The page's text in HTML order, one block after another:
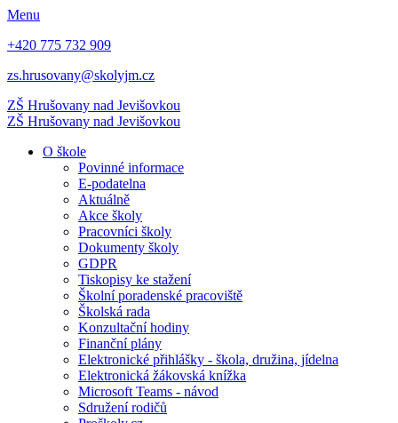
Menu
+420 775 732 909
zs.hrusovany@skolyjm.cz
ZŠ Hrušovany nad Jevišovkou
ZŠ Hrušovany nad Jevišovkou
O škole
Povinné informace
E-podatelna
Aktuálně
Akce školy
Pracovníci školy
Dokumenty školy
GDPR
Tiskopisy ke stažení
Školní poradenské pracoviště
Školská rada
Konzultační hodiny
Finanční plány
Elektronické přihlášky - škola, družina, jídelna
Elektronická žákovská knížka
Microsoft Teams - návod
Sdružení rodičů